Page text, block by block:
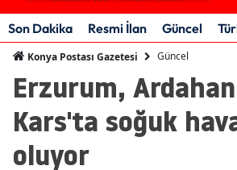
Son Dakika Resmi İlan Güncel
Konya Postası Gazetesi Güncel
Erzurum,
Kars'ta soğuk
oluyor